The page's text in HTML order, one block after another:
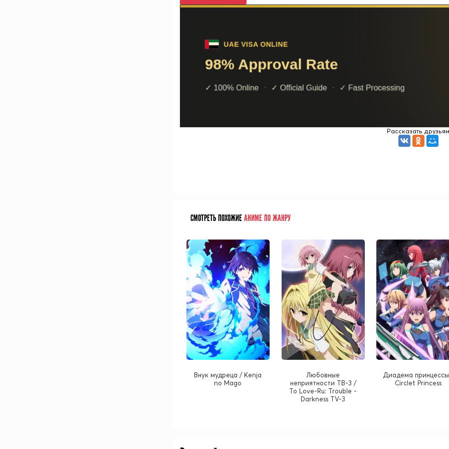
Рассказать друзьям
СМОТРЕТЬ ПОХОЖИЕАНИМЕ ПО ЖАНРУ
Внук мудреца / Kenja
no Mago
Любовные
неприятности ТВ-3 /
To Love-Ru: Trouble -
Darkness TV-3
Диадема
Circlet Princess